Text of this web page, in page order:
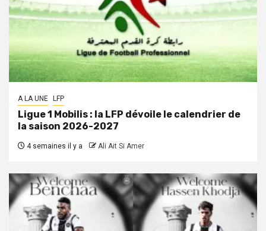
A LA UNE LFP
Ligue 1 Mobilis : la LFP dévoile le calendrier de
la saison 2026-2027
4 semaines il y a Ali Ait Si Amer